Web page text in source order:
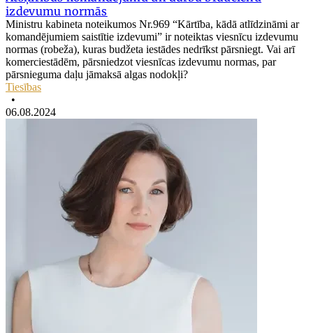
izdevumu normās
Ministru kabineta noteikumos Nr.969 “Kārtība, kādā atlīdzināmi ar
komandējumiem saistītie izdevumi” ir noteiktas viesnīcu izdevumu
normas (robeža), kuras budžeta iestādes nedrīkst pārsniegt. Vai arī
komerciestādēm, pārsniedzot viesnīcas izdevumu normas, par
pārsnieguma daļu jāmaksā algas nodokļi?
Tiesības
•
06.08.2024